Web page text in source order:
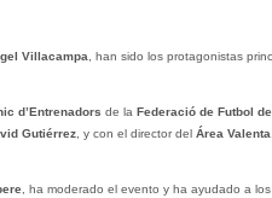
Villacampa, han sido los protagonistas
d’Entrenadors de la Federació de Futbol
Gutiérrez, y con el director del Área Valenta,
, ha moderado el evento y ha ayudado a